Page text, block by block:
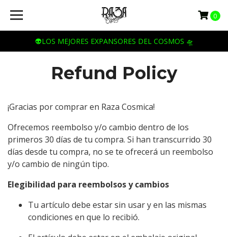
👽LOS MEJORES EXPANSORES DEL COSMOS 🛸
0
Refund Policy
¡Gracias por comprar en Raza Cosmica!
Ofrecemos reembolso y/o cambio dentro de los
primeros 30 días de tu compra. Si han transcurrido 30
días desde tu compra, no se te ofrecerá un reembolso
y/o cambio de ningún tipo.
Elegibilidad para reembolsos y cambios
Tu artículo debe estar sin usar y en las mismas
condiciones en que lo recibió.